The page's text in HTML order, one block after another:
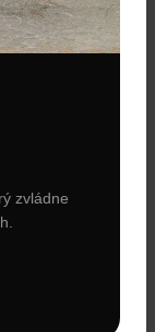
zvládne